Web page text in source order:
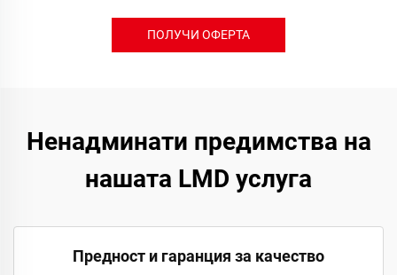
ПОЛУЧИ ОФЕРТА
Ненадминати предимства на
нашата LMD услуга
Предност и гаранция за качество